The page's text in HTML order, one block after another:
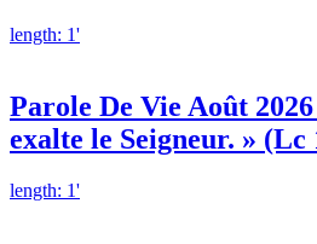
length: 1'
Parole De Vie Août
exalte le Seigneur. » (Lc
length: 1'